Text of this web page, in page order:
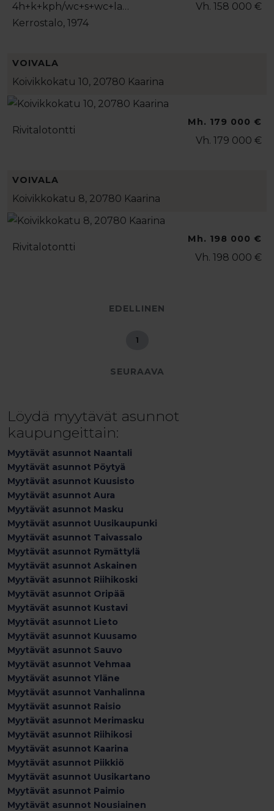
4h+k+kph/wc+s+wc+la…
Kerrostalo, 1974
Vh. 158 000 €
VOIVALA
Koivikkokatu 10, 20780 Kaarina
Rivitalotontti
Mh. 179 000 €
Vh. 179 000 €
VOIVALA
Koivikkokatu 8, 20780 Kaarina
Rivitalotontti
Mh. 198 000 €
Vh. 198 000 €
EDELLINEN
1
SEURAAVA
Löydä myytävät asunnot
kaupungeittain:
Myytävät asunnot Naantali
Myytävät asunnot Pöytyä
Myytävät asunnot Kuusisto
Myytävät asunnot Aura
Myytävät asunnot Masku
Myytävät asunnot Uusikaupunki
Myytävät asunnot Taivassalo
Myytävät asunnot Rymättylä
Myytävät asunnot Askainen
Myytävät asunnot Riihikoski
Myytävät asunnot Oripää
Myytävät asunnot Kustavi
Myytävät asunnot Lieto
Myytävät asunnot Kuusamo
Myytävät asunnot Sauvo
Myytävät asunnot Vehmaa
Myytävät asunnot Yläne
Myytävät asunnot Vanhalinna
Myytävät asunnot Raisio
Myytävät asunnot Merimasku
Myytävät asunnot Riihikosi
Myytävät asunnot Kaarina
Myytävät asunnot Piikkiö
Myytävät asunnot Uusikartano
Myytävät asunnot Paimio
Myytävät asunnot Nousiainen